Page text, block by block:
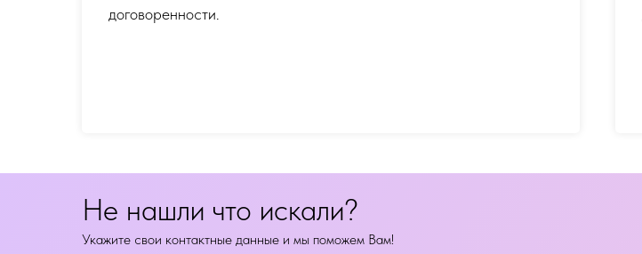
договоренности.
Не нашли что искали?
Укажите свои контактные данные и мы поможем Вам!